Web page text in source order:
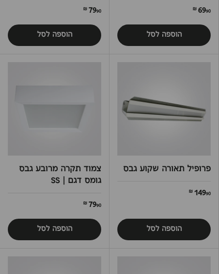
6990 ₪
הוספה לסל
7990 ₪
הוספה לסל
פרופיל תאורה שקוע גבס
14990 ₪
הוספה לסל
צמוד תקרה מרובע גבס
גומס דגם | SS
7990 ₪
הוספה לסל